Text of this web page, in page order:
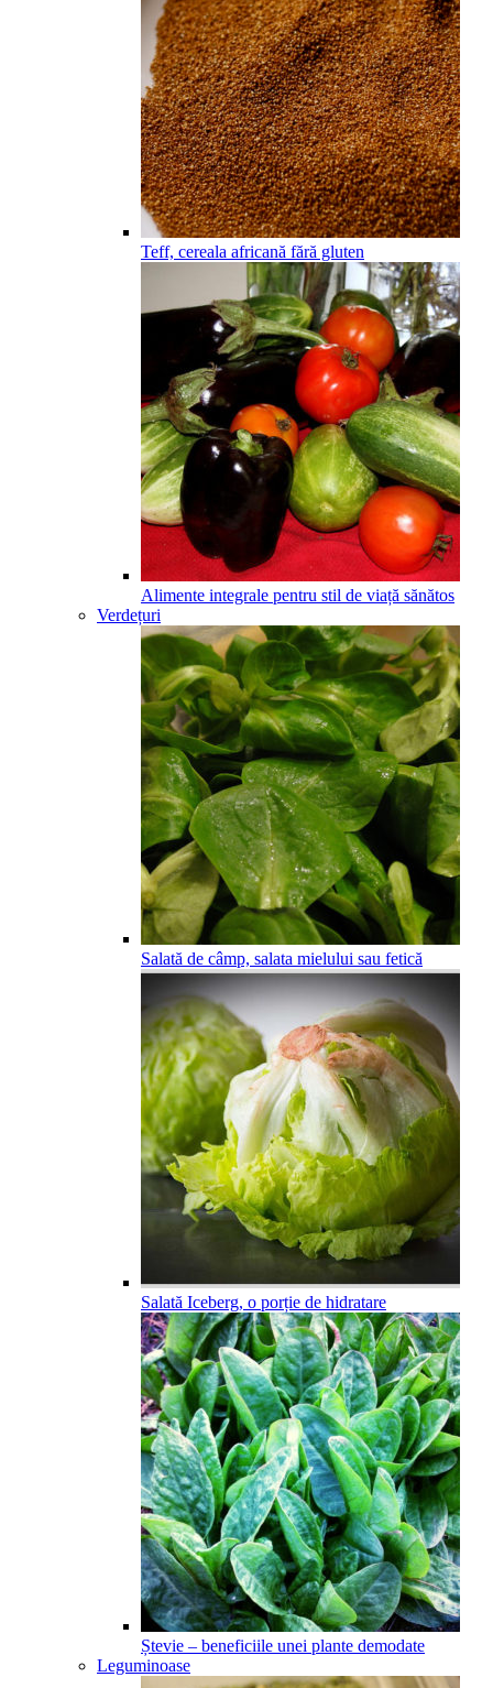
Teff, cereala africană fără gluten
Alimente integrale pentru stil de viață sănătos
Verdețuri
Salată de câmp, salata mielului sau fetică
Salată Iceberg, o porție de hidratare
Ștevie – beneficiile unei plante demodate
Leguminoase